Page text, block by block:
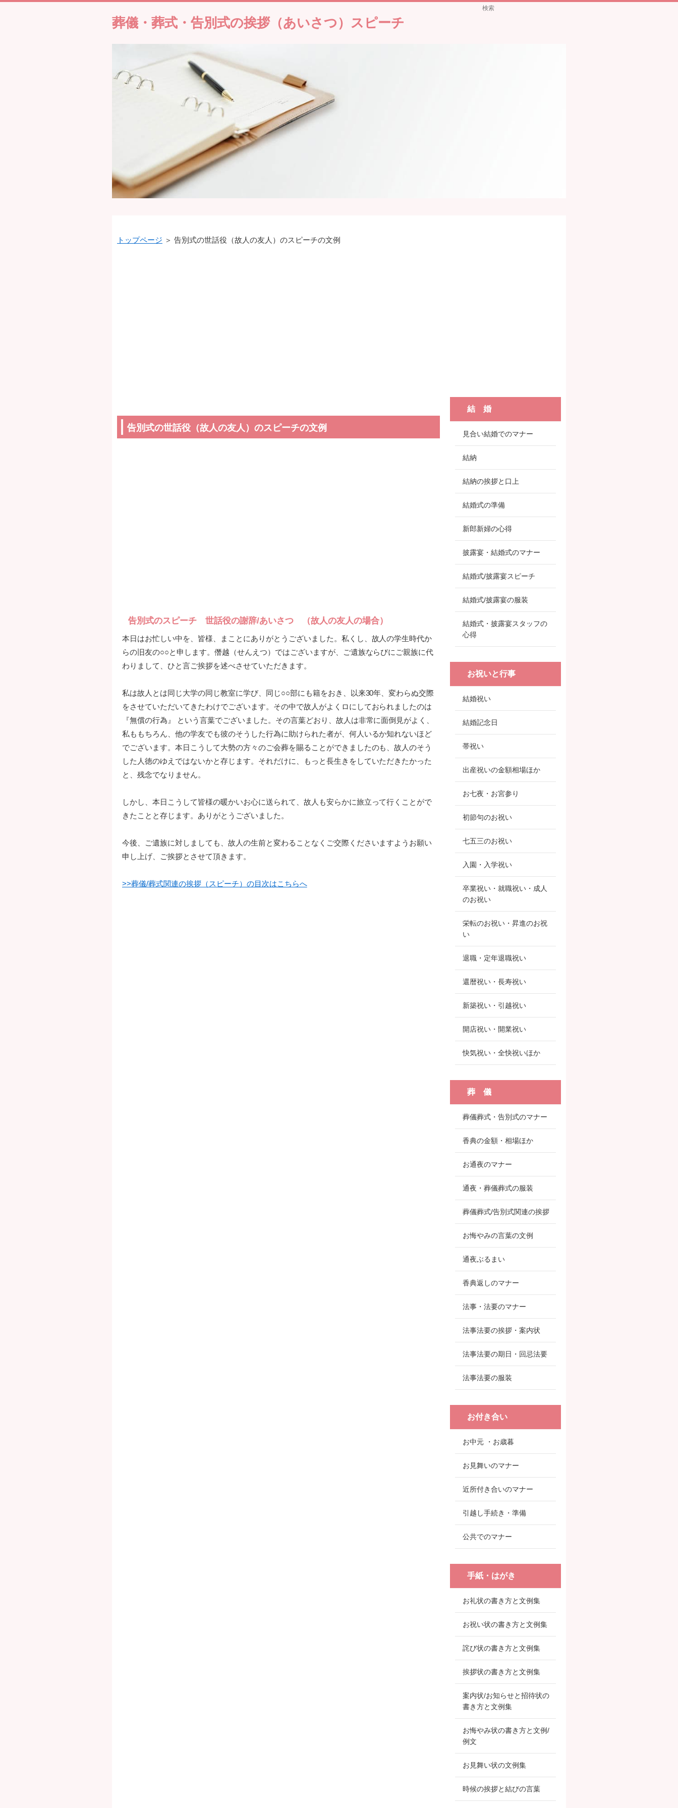
葬儀・葬式・告別式の挨拶（あいさつ）スピーチ
トップページ ＞ 告別式の世話役（故人の友人）のスピーチの文例
告別式の世話役（故人の友人）のスピーチの文例
告別式のスピーチ 世話役の謝辞/あいさつ （故人の友人の場合）
本日はお忙しい中を、皆様、まことにありがとうございました。私くし、故人の学生時代か
らの旧友の○○と申します。僭越（せんえつ）ではございますが、ご遺族ならびにご親族に代
わりまして、ひと言ご挨拶を述べさせていただきます。
私は故人とは同じ大学の同じ教室に学び、同じ○○部にも籍をおき、以来30年、変わらぬ交際
をさせていただいてきたわけでございます。その中で故人がよくロにしておられましたのは
『無償の行為』 という言葉でございました。その言葉どおり、故人は非常に面倒見がよく、
私ももちろん、他の学友でも彼のそうした行為に助けられた者が、何人いるか知れないほど
でございます。本日こうして大勢の方々のご会葬を賜ることができましたのも、故人のそう
した人徳のゆえではないかと存じます。それだけに、もっと長生きをしていただきたかった
と、残念でなりません。
しかし、本日こうして皆様の暖かいお心に送られて、故人も安らかに旅立って行くことがで
きたことと存じます。ありがとうございました。
今後、ご遺族に対しましても、故人の生前と変わることなくご交際くださいますようお願い
申し上げ、ご挨拶とさせて頂きます。
>>葬儀/葬式関連の挨拶（スピーチ）の目次はこちらへ
結 婚
見合い結婚でのマナー
結納
結納の挨拶と口上
結婚式の準備
新郎新婦の心得
披露宴・結婚式のマナー
結婚式/披露宴スピーチ
結婚式/披露宴の服装
結婚式・披露宴スタッフの
心得
お祝いと行事
結婚祝い
結婚記念日
帯祝い
出産祝いの金額相場ほか
お七夜・お宮参り
初節句のお祝い
七五三のお祝い
入園・入学祝い
卒業祝い・就職祝い・成人
のお祝い
栄転のお祝い・昇進のお祝
い
退職・定年退職祝い
還暦祝い・長寿祝い
新築祝い・引越祝い
開店祝い・開業祝い
快気祝い・全快祝いほか
葬 儀
葬儀葬式・告別式のマナー
香典の金額・相場ほか
お通夜のマナー
通夜・葬儀葬式の服装
葬儀葬式/告別式関連の挨拶
お悔やみの言葉の文例
通夜ぶるまい
香典返しのマナー
法事・法要のマナー
法事法要の挨拶・案内状
法事法要の期日・回忌法要
法事法要の服装
お付き合い
お中元 ・お歳暮
お見舞いのマナー
近所付き合いのマナー
引越し手続き・準備
公共でのマナー
手紙・はがき
お礼状の書き方と文例集
お祝い状の書き方と文例集
詫び状の書き方と文例集
挨拶状の書き方と文例集
案内状/お知らせと招待状の
書き方と文例集
お悔やみ状の書き方と文例/
例文
お見舞い状の文例集
時候の挨拶と結びの言葉